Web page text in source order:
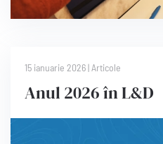
15 ianuarie 2026|Articole
Anul 2026 în L&D